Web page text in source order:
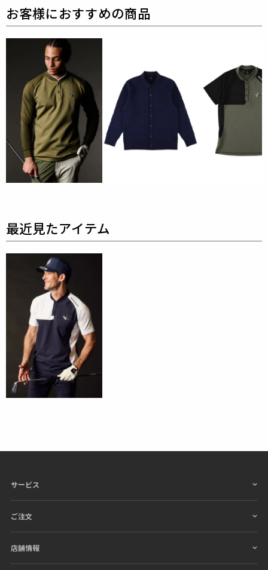
今シーズン採用したのは、同社の技術の粋を集めた2
一つは、高密度に編み上げられたシャープな質感のリ
サイクルナイロンジャージ素材。
極上のパウダータッチと優れたキックバック性を備
え、各種ボトムスからセットアップまでストレスフリ
ーな着心地を約束します。
もう一つは、まるで織物のような重厚感漂うバスケッ
ト目風のピケジャージ素材。
程よい肉感(手持ち感)がありながら動きに合わせてし
なやかに追従するその質感は、
なセットアップまで幅広いアイテムに格別の気品を添
せる。
イタリアの伝統と最先端のテクノロジーが融合した至
高のゴルフスタイルをご体感ください。
表地 : ナイロン65％ ポリウレタン35％ 裏地 : ナイロ
ン79％ ポリウレタン21％
サービス
ご注文
店舗情報